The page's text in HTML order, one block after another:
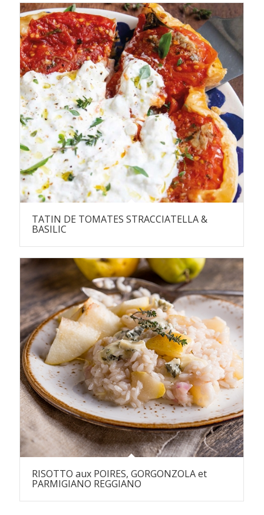
TATIN DE TOMATES STRACCIATELLA &
BASILIC
RISOTTO aux POIRES, GORGONZOLA et
PARMIGIANO REGGIANO